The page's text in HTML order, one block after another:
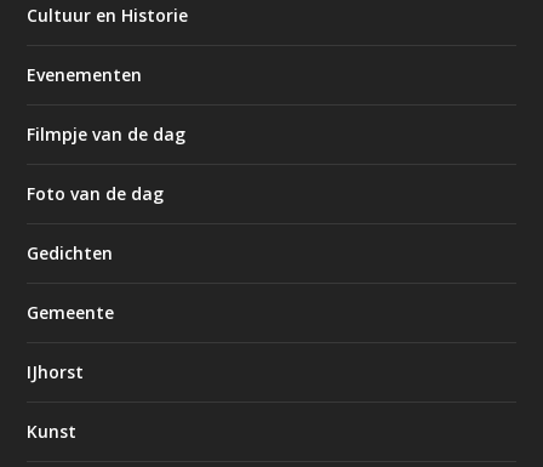
Cultuur en Historie
Evenementen
Filmpje van de dag
Foto van de dag
Gedichten
Gemeente
IJhorst
Kunst